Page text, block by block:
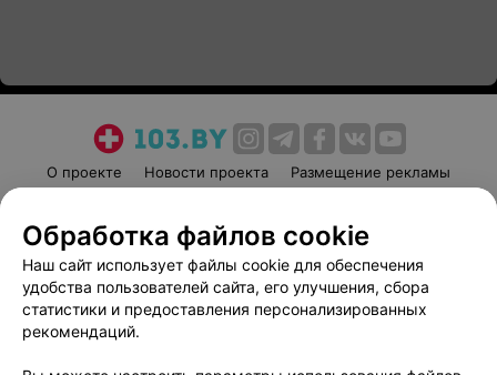
О проекте Новости проекта
Размещение рекламы
Пользовательское соглашение
Способы оплаты
Вакансии
Партнеры
Написать руководителю 103.by
Обработка файлов cookie
Наш сайт использует файлы cookie для обеспечения
удобства пользователей сайта, его улучшения, сбора
статистики и предоставления персонализированных
рекомендаций.